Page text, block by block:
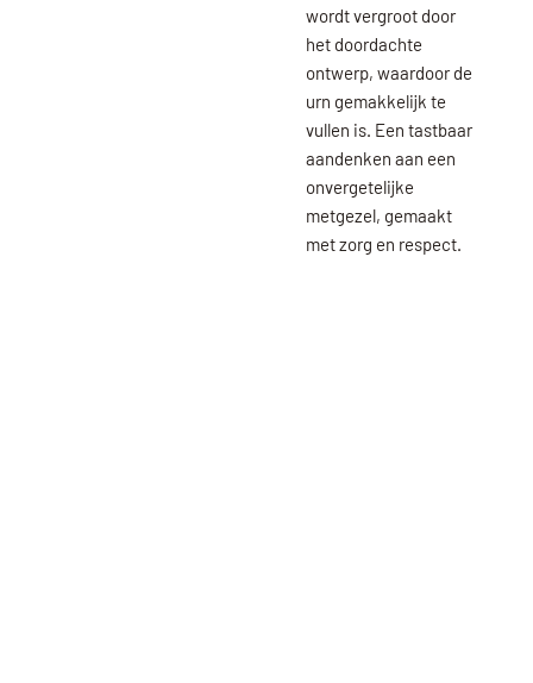
wordt vergroot door
het doordachte
ontwerp, waardoor de
urn gemakkelijk te
vullen is. Een tastbaar
aandenken aan een
onvergetelijke
metgezel, gemaakt
met zorg en respect.